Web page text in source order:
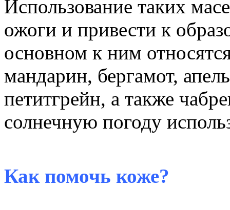
Использование таких
ожоги и привести к
основном к ним
мандарин, бергамот,
петитгрейн, а также
солнечную погоду
Как помочь коже?